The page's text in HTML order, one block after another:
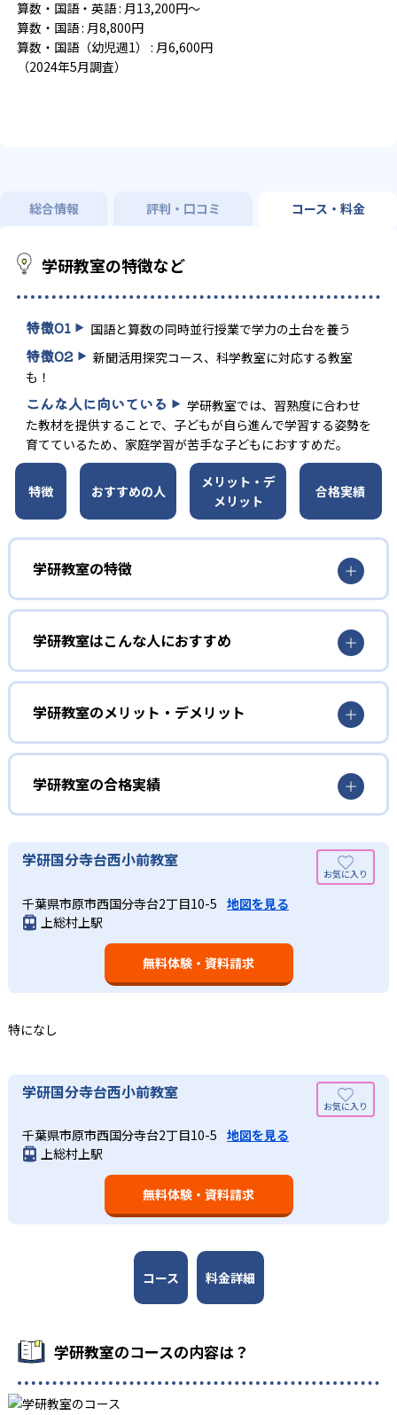
算数・国語・英語 : 月13,200円～
算数・国語 : 月8,800円
算数・国語（幼児週1） : 月6,600円
（2024年5月調査）
総合情報 評判・口コミ コース・料金
学研教室の特徴など
特徴01 国語と算数の同時並行授業で学力の土台を養う
特徴02
新聞活用探究コース、科学教室に対応する教室
も！
こんな人に向いている
学研教室では、習熟度に合わせ
た教材を提供することで、子どもが自ら進んで学習する姿勢を
育てているため、家庭学習が苦手な子どもにおすすめだ。
特徴 おすすめの人
メリット・デ
メリット
合格実績
学研教室の特徴
01
3歳から高校生まで「無学年方式」で個別指導
学研教室は、0･1･2歳から高校生までを対象として個別指導
解度を最優先して学習を進める「無学年方式」を採用して
いることが特徴だ。この「無学年方式」では、生徒が個々
のペースで学習することができるため、一度立ち止まって
わからないところをしっかり学習したり、余裕がある場合
はどんどん先取り学習を進めたりすることも可能である。
02
生徒それぞれに最適化された学習計画を設計
学研教室の個別指導では、生徒一人ひとりの学力／適性を
しっかり把握した上で学習の出発点を定め、生徒に最適化
された学習計画を設計する。また、生徒それぞれに最適な
教材を提供すると共に、適切なアドバイスも実施。少しず
つレベルアップするスモールステップの教材となっている
ので、つまずくことなく、無理なく無駄なく学習ができ
している。
週2回の教室学習と毎日の家庭学習
学研教室では、週2回の教室学習と毎日の家庭学習（宿題学
習）の相乗効果を活かす形で生徒の学力向上を進める。週2
回の教室学習において指導者は、生徒の様子を観察しなが
ら学習指導と学習管理を実施。教室学習日以外の日のため
に自宅学習用の教材も提供し、学習の習慣化と学力の定着
を図っている。進度が早い子供は先取り学習も可能だ。
学研教室はこんな人におすすめ
勉強全体の底力を上げたい人向け
学研教室は、生徒の「わかった！」を重視する形で個別指
導を行っている。無理なく学習を進められるよう「無学年
方式」を採用しており、わからない問題がある場合は立ち
止まってじっくりと学習することができる。また、覚えた
知識の量などで測りやすい「見える力」だけでなく、学習
に向いている。
算数（数学）と国語の基礎力を上げたい人向け
学研教室では、算数（数学）と国語を全ての教科の基礎に
なるものと考え、その指導を重視している。算数（数学）
では筋道を立てて考える力の育成を、国語では全ての学力
の土台となる「読む力」「書く力」の育成に力を入れてい
る。また、この2教科を切り離さず、くり返し学習と毎日の
語の基礎力を上げたい人に向いている。
学研教室では、小学生については、1回の学習時間を30～
50分程度と設定している。この時間設定は、子どもが集中
して学習できる時間が通常「学年×10分±10分」と考えら
れていることに由来するものだ。この限界を超えて勉強し
ても学習の効果は上がらないと学研教室は考え、単なる長
時間学習よりくり返し学習の効果を重視している。そのた
め、長時間の勉強が苦手な人に向いている。
学研教室のメリット・デメリット
どんなメリットがある？
学研教室が持つ最大のメリットは、学研の教材開発ノウハ
ウを結集して制作した学習教材を使用している点だ。この
教材は、学習指導要領の内容を全てカバーしており、学校
の勉強がよくわかるというもの。基礎から応用まで、少し
ずつステップアップしながら身につけることができ、基礎
固めから先取り学習まで対応している。算数と国語を重視
も対応。中学校英語の準備や高校入試向けの英語力育成に
学研教室の先生は、研修会や勉強会で日々指導スキルを研
きる力を」という理念のもとで生徒一人ひとりに向き合っ
ており、生徒それぞれの「できるところ」「良いところ」
を見つけて褒めるところから学習をスタートする。この指
導により生徒の「やる気」を引き出し、無理のない学習と
学研教室の合格実績
学研教室の合格実績は、公式サイトでは公開されていな
学研国分寺台西小前教室
千葉県市原市西国分寺台2丁目10-5 地図を見る
上総村上駅
無料体験・資料請求
特になし
学研国分寺台西小前教室
千葉県市原市西国分寺台2丁目10-5 地図を見る
上総村上駅
無料体験・資料請求
コース 料金詳細
学研教室のコースの内容は？